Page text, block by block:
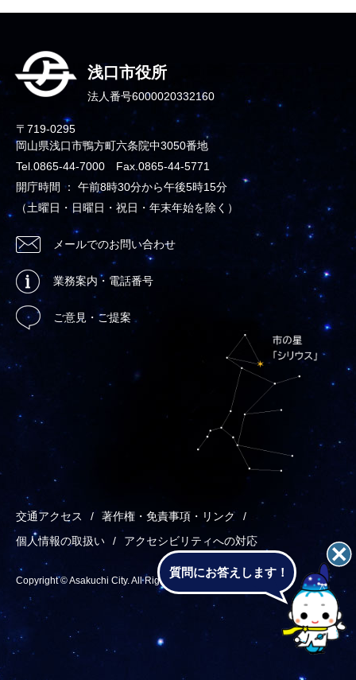
浅口市役所
法人番号6000020332160
〒719-0295
岡山県浅口市鴨方町六条院中3050番地
Tel.0865-44-7000 Fax.0865-44-5771
開庁時間 ： 午前8時30分から午後5時15分
（土曜日・日曜日・祝日・年末年始を除く）
メールでのお問い合わせ
業務案内・電話番号
ご意見・ご提案
交通アクセス
著作権・免責事項・リンク
個人情報の取扱い
アクセシビリティへの対応
Copyright © Asakuchi City. All Rights Reserved.
質問にお答えします！